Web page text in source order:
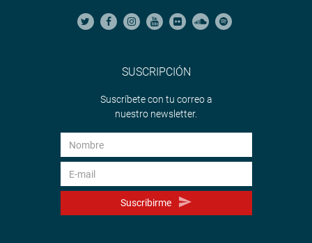
SUSCRIPCIÓN
Suscríbete con tu correo a
nuestro newsletter.
Suscribirme